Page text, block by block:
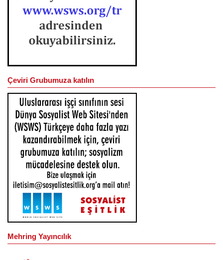
Çeviri Grubumuza katılın
Mehring Yayıncılık